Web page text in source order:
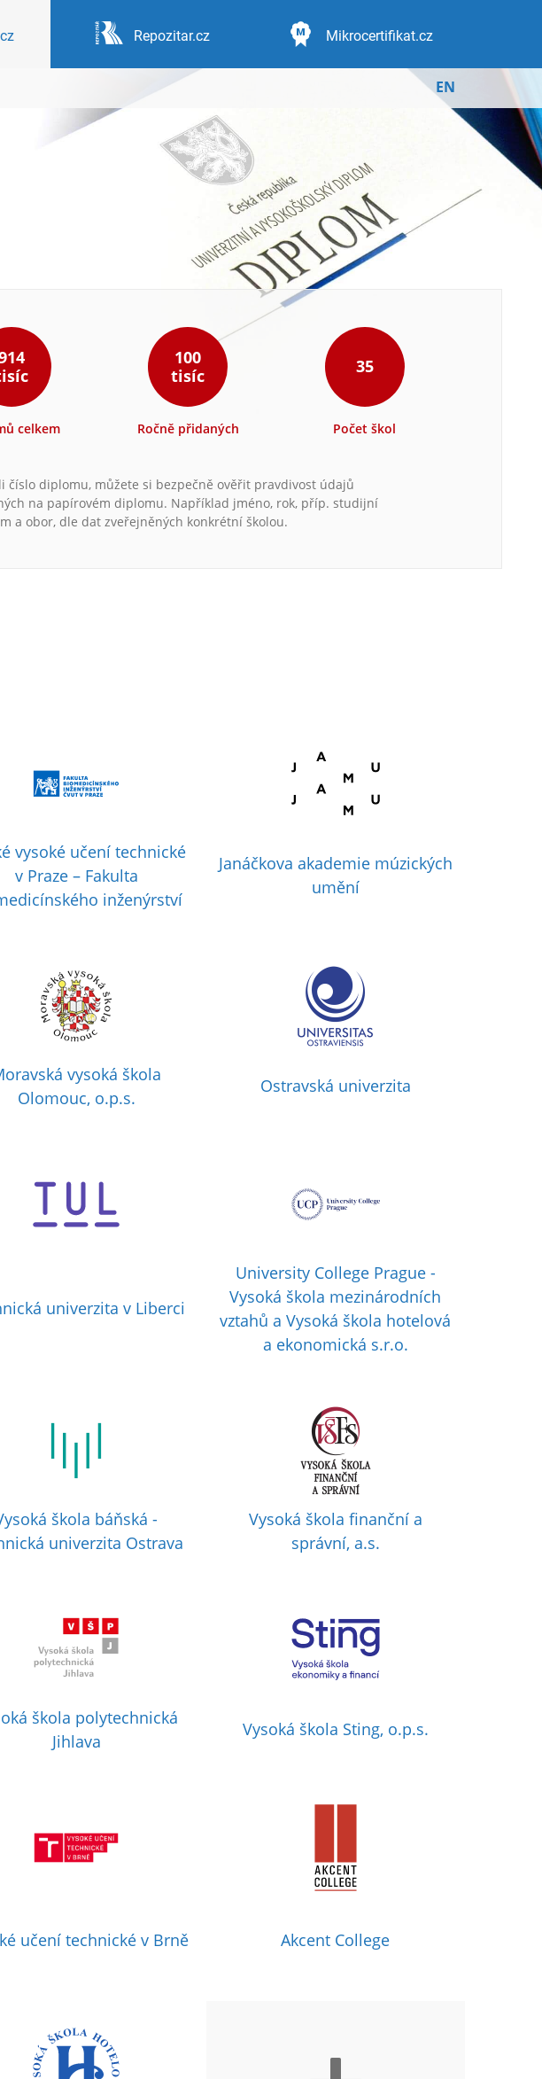
Repozitar.cz Mikrocertifikat.cz
EN
celkem
100
tisíc
Ročně přidaných
35
Počet škol
číslo diplomu, můžete si bezpečně ověřit pravdivost údajů
na papírovém diplomu. Například jméno, rok, příp. studijní
a obor, dle dat zveřejněných konkrétní školou.
vysoké učení technické
v Praze – Fakulta
inženýrství
Janáčkova akademie múzických
umění
vysoká škola
Olomouc, o.p.s.
Ostravská univerzita
univerzita v Liberci
University College Prague -
Vysoká škola mezinárodních
vztahů a Vysoká škola hotelová
a ekonomická s.r.o.
škola báňská -
univerzita Ostrava
Vysoká škola finanční a
správní, a.s.
škola polytechnická
Jihlava
Vysoká škola Sting, o.p.s.
učení technické v Brně Akcent College